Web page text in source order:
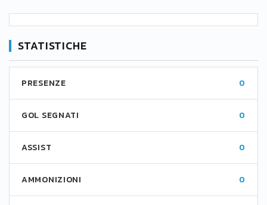
STATISTICHE
PRESENZE 0
GOL SEGNATI 0
ASSIST 0
AMMONIZIONI 0